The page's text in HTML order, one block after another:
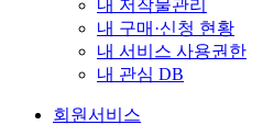
내 저작물관리
내 구매·신청 현황
내 서비스 사용권한
내 관심 DB
회원서비스